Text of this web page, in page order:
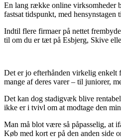
En lang række online virksomheder
fastsat tidspunkt, med
Indtil flere firmaer på nettet
til om du er tæt på Esbjerg, Skive
Det er jo efterhånden virkelig enkelt
mange af deres varer – til juniorer,
Det kan dog stadigvæk blive
ikke er i tvivl om at modtage den
Man må blot være så påpasselig, at
Køb med kort er på den anden side